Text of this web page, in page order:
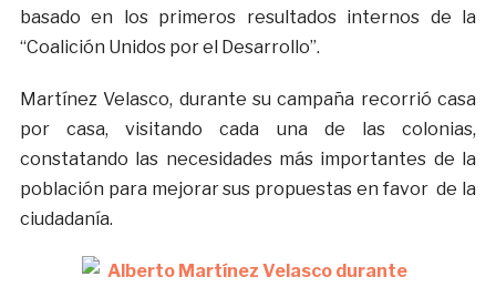
basado en los primeros resultados internos de la
“Coalición Unidos por el Desarrollo”.
Martínez Velasco, durante su campaña recorrió casa
por casa, visitando cada una de las colonias,
constatando las necesidades más importantes de la
población para mejorar sus propuestas en favor de la
ciudadanía.